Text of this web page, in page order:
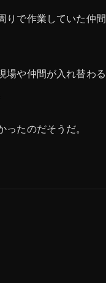
りで作業していた仲間
場や仲間が入れ替わる
たのだそうだ。